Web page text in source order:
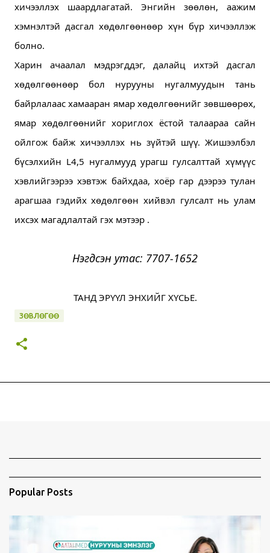
хичээллэх шаардлагатай. Энгийн зөөлөн, аажим
хэмнэлтэй дасгал хөдөлгөөнөөр хүн бүр хичээллэж
болно.
Харин ачаалал мэдрэгддэг, далайц ихтэй дасгал
хөдөлгөөнөөр бол нурууны нугалмуудын тань
байрлалаас хамааран ямар хөдөлгөөнийг зөвшөөрөх,
ямар хөдөлгөөнийг хориглох ёстой талаараа сайн
ойлгож байж хичээллэх нь зүйтэй шүү. Жишээлбэл
бүсэлхийн L4,5 нугалмууд урагш гулсалттай хүмүүс
хэвлийгээрээ хэвтэж байхдаа, хоёр гар дээрээ тулан
арагшаа гэдийх хөдөлгөөн хийвэл гулсалт нь улам
ихсэх магадлалтай гэх мэтээр .
Нэгдсэн утас: 7707-1652
ТАНД ЭРҮҮЛ ЭНХИЙГ ХҮСЬЕ.
ЗӨВЛӨГӨӨ
Popular Posts